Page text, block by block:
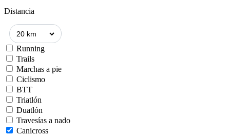
Distancia
Running
Trails
Marchas a pie
Ciclismo
BTT
Triatlón
Duatlón
Travesías a nado
Canicross